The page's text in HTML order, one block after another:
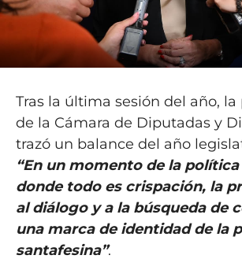
Tras la última sesión del año, la
de la Cámara de Diputadas y
trazó un balance del año
“En un momento de la política
donde todo es crispación, la
al diálogo y a la búsqueda de
una marca de identidad de la
santafesina”.